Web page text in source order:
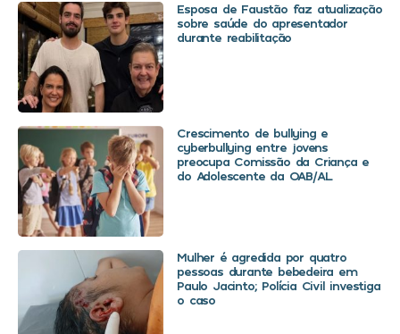
Esposa de Faustão faz atualização
sobre saúde do apresentador
durante reabilitação
Crescimento de bullying e
cyberbullying entre jovens
preocupa Comissão da Criança e
do Adolescente da OAB/AL
Mulher é agredida por quatro
pessoas durante bebedeira em
Paulo Jacinto; Polícia Civil investiga
o caso